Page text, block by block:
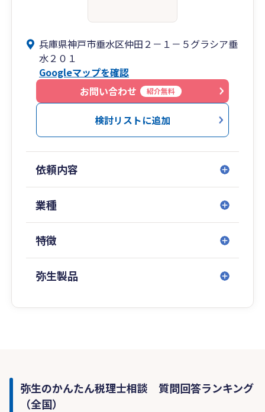
兵庫県神戸市垂水区仲田２－１－５グラシア垂
水２０１
Googleマップを確認
お問い合わせ
紹介無料
検討リストに追加
依頼内容
業種
特徴
弥生製品
弥生のかんたん税理士相談 質問回答ランキング
（全国）